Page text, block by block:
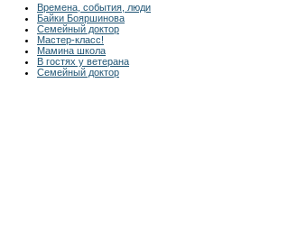
Времена, события, люди
Байки Бояршинова
Семейный доктор
Мастер-класс!
Мамина школа
В гостях у ветерана
Семейный доктор